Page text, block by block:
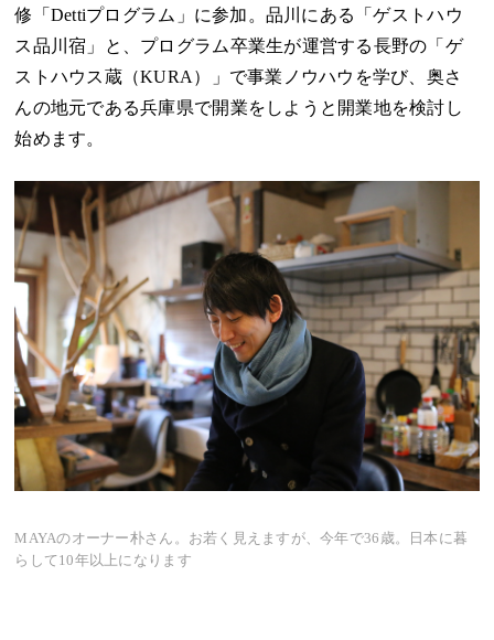
修「Dettiプログラム」に参加。品川にある「ゲストハウ
ス品川宿 」と、プログラム卒業生が運営する長野の「 ゲ
ストハウス蔵（KURA）
」で事業ノウハウを学び、奥さ
んの地元である兵庫県で開業をしようと開業地を検討し
始めます。
MAYAのオーナー朴さん。お若く見えますが、今年で36歳。日本に暮
らして10年以上になります